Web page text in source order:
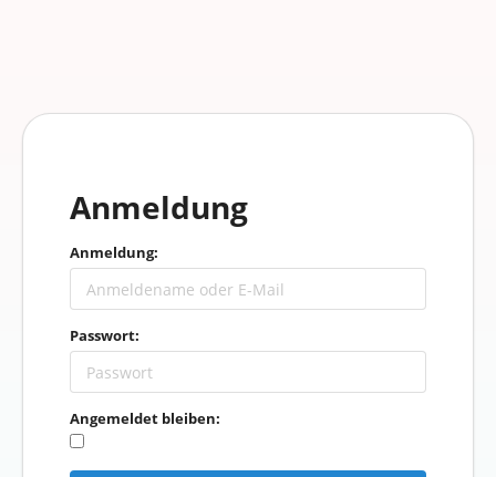
Anmeldung
Anmeldung:
Passwort:
Angemeldet bleiben: